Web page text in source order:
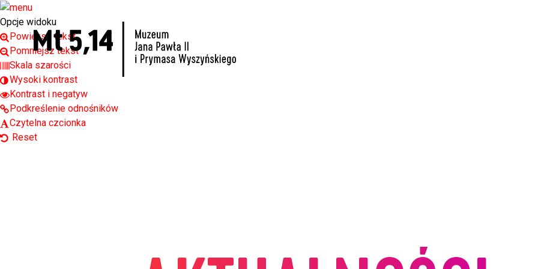
Open toolbar
Opcje widoku
Powiększ tekst
Pomniejsz tekst
Skala szarości
Wysoki kontrast
Kontrast i negatyw
Podkreślenie odnośników
Czytelna czcionka
Reset